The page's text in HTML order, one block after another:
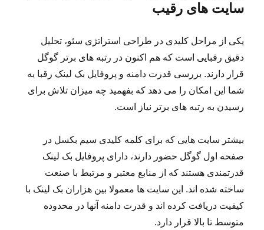
سایت های رقیب
یکی از مراحل کلیدی در طراحی استراتژی سئو، تحلیل
دقیق رقبایی است که هم اکنون در رتبه های برتر گوگل
قرار دارند. بررسی قدرت دامنه و پروفایل بک لینک رقبا به
شما این امکان را می دهد که بفهمید چه میزان تلاش برای
رسیدن به رتبه های برتر نیاز است.
بیشتر سایت هایی که برای کلمه کلیدی سیم بکسل در
صفحه اول گوگل حضور دارند، دارای پروفایل بک لینک
قدرتمندی هستند که از منابع معتبر و مرتبط با صنعت
ساخته شده اند. این سایت ها معمولا بین هزاران بک لینک با
کیفیت دریافت کرده اند و قدرت دامنه آنها در محدوده
متوسط تا بالا قرار دارد.